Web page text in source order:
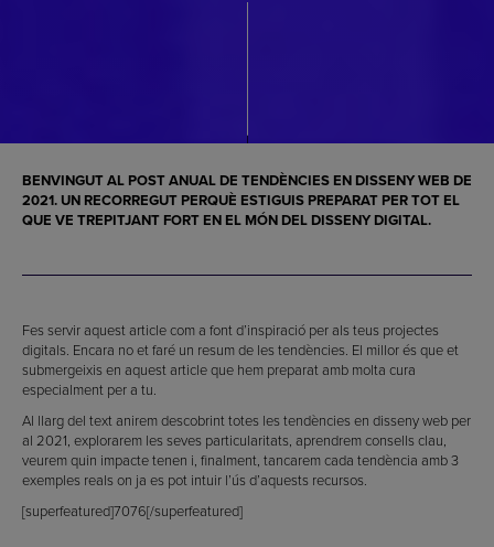
BENVINGUT AL POST ANUAL DE TENDÈNCIES EN DISSENY WEB DE
2021. UN RECORREGUT PERQUÈ ESTIGUIS PREPARAT PER TOT EL
QUE VE TREPITJANT FORT EN EL MÓN DEL DISSENY DIGITAL.
Fes servir aquest article com a font d’inspiració per als teus projectes
digitals. Encara no et faré un resum de les tendències. El millor és que et
submergeixis en aquest article que hem preparat amb molta cura
especialment per a tu.
Al llarg del text anirem descobrint totes les tendències en disseny web per
al 2021, explorarem les seves particularitats, aprendrem consells clau,
veurem quin impacte tenen i, finalment, tancarem cada tendència amb 3
exemples reals on ja es pot intuir l’ús d’aquests recursos.
[superfeatured]7076[/superfeatured]